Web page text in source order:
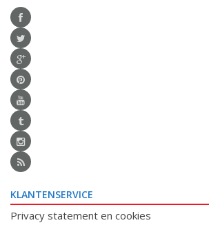
KLANTENSERVICE
Privacy statement en cookies